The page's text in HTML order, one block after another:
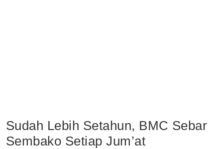
Sudah Lebih Setahun, BMC Sebar
Sembako Setiap Jum’at